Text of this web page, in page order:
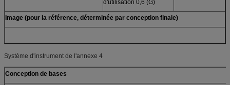
d'utilisation 0,6 (G)
Image (pour la référence, déterminée par conception finale)
Système d'instrument de l'annexe 4
Conception de bases